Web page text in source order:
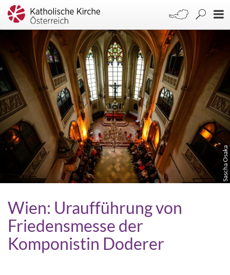
Sascha Osaka
Wien: Uraufführung von
Friedensmesse der
Komponistin Doderer